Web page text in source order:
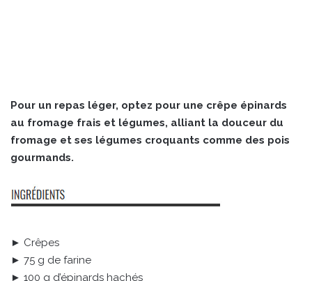
Pour un repas léger, optez pour une crêpe épinards
au fromage frais et légumes, alliant la douceur du
fromage et ses légumes croquants comme des pois
gourmands.
► Crêpes
► 75 g de farine
► 100 g d’épinards hachés